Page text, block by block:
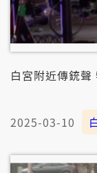
白宮附近傳銃
2025-03-10